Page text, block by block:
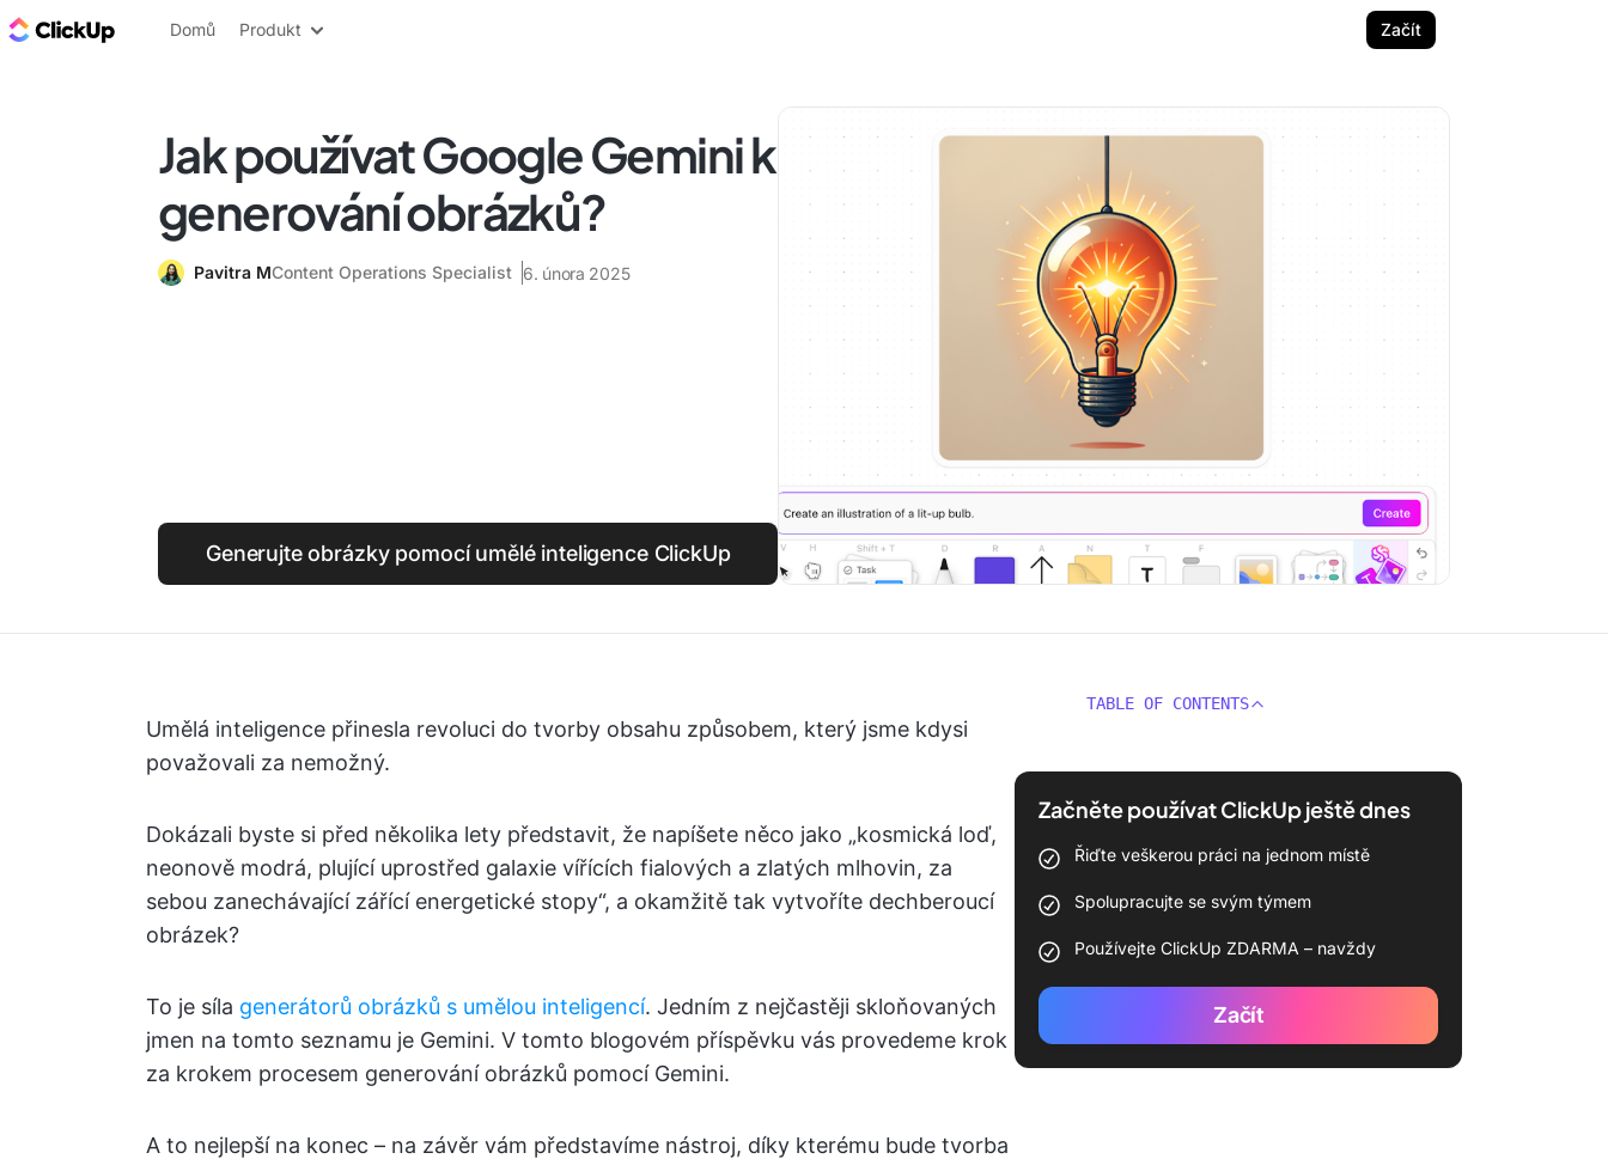
ClickUp blog
Domů Produkt Začít
Jak používat Google Gemini k
generování obrázků?
Pavitra MContent Operations Specialist 6. února 2025
Generujte obrázky pomocí umělé inteligence ClickUp
Umělá inteligence přinesla revoluci do tvorby obsahu způsobem, který jsme kdysi
považovali za nemožný.
Dokázali byste si před několika lety představit, že napíšete něco jako „kosmická loď,
neonově modrá, plující uprostřed galaxie vířících fialových a zlatých mlhovin, za
sebou zanechávající zářící energetické stopy“, a okamžitě tak vytvoříte dechberoucí
obrázek?
To je síla generátorů obrázků s umělou inteligencí. Jedním z nejčastěji skloňovaných
jmen na tomto seznamu je Gemini. V tomto blogovém příspěvku vás provedeme krok
za krokem procesem generování obrázků pomocí Gemini.
A to nejlepší na konec – na závěr vám představíme nástroj, díky kterému bude tvorba
TABLE OF CONTENTS
Začněte používat ClickUp ještě dnes
Řiďte veškerou práci na jednom místě
Spolupracujte se svým týmem
Používejte ClickUp ZDARMA – navždy
Začít